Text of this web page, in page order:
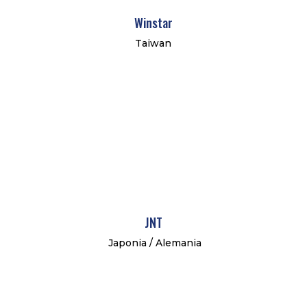
Winstar
Taiwan
JNT
Japonia / Alemania